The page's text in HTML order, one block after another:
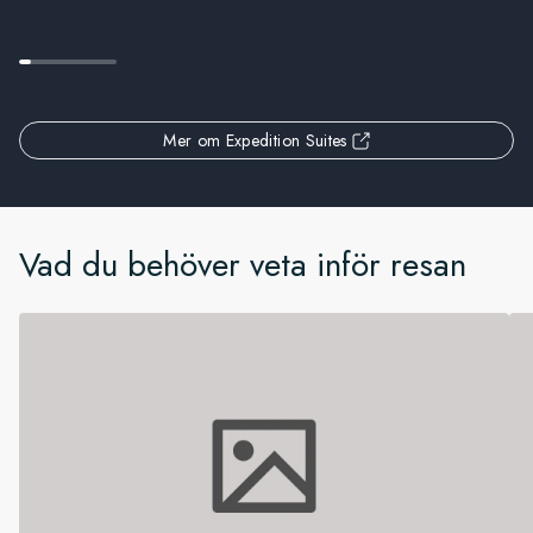
Mer om Expedition Suites
Vad du behöver veta inför resan